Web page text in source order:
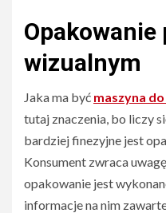
Opakowanie
wizualnym
Jaka ma być maszyna
tutaj znaczenia, bo liczy
bardziej finezyjne jest
Konsument zwraca
opakowanie jest
informacje na nim